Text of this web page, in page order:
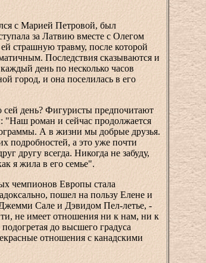
с Марией Петровой, был
за Латвию вместе с Олегом
страшную травму, после которой
Последствия сказываются и
день по несколько часов
город, и она поселилась в его
сей день? Фигуристы предпочитают
"Наш роман и сейчас продолжается
А в жизни мы добрые друзья.
подробностей, а это уже почти
другу всегда. Никогда не забуду,
я жила в его семье".
чемпионов Европы стала
пошел на пользу Елене и
Сале и Дэвидом Пел-летье, -
не имеет отношения ни к нам, ни к
до высшего градуса
отношения с канадскими